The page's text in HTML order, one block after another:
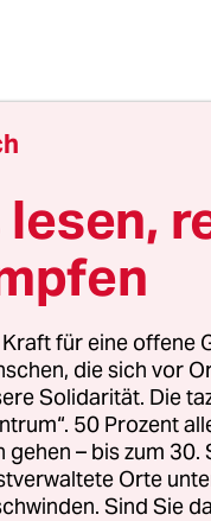
der Asta der
wiederholten
„Dies muss
für eine offene
die sich vor
Solidarität. Die
50 Prozent
gehen – bis zum
Orte
Sind Sie